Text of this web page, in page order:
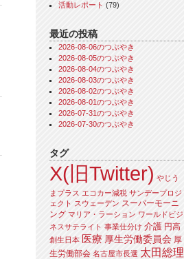
活動レポート (79)
最近の投稿
2026-08-06のつぶやき
2026-08-05のつぶやき
2026-08-04のつぶやき
2026-08-03のつぶやき
2026-08-02のつぶやき
2026-08-01のつぶやき
2026-07-31のつぶやき
2026-07-30のつぶやき
タグ
X(旧Twitter) やじう
まプラス エコカー減税 サンデープロジ
ェクト スウェーデン スーパーモーニ
ング マリア・ラーション ワールドビジ
ネスサテライト 事業仕分け 介護 円高
創生日本 医療 厚生労働委員会 厚
生労働部会 名古屋市長選 太田総理